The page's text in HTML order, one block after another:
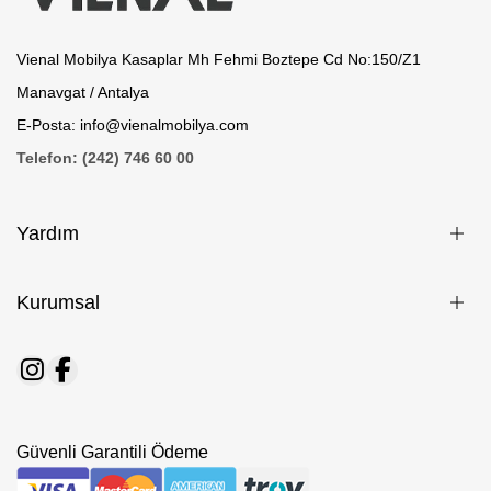
Vienal Mobilya Kasaplar Mh Fehmi Boztepe Cd No:150/Z1
Manavgat / Antalya
E-Posta: info@vienalmobilya.com
Telefon: (242) 746 60 00
Yardım
Kurumsal
Güvenli Garantili Ödeme